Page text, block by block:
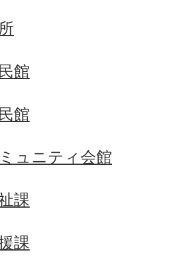
館
館
ュニティ会館
課
課